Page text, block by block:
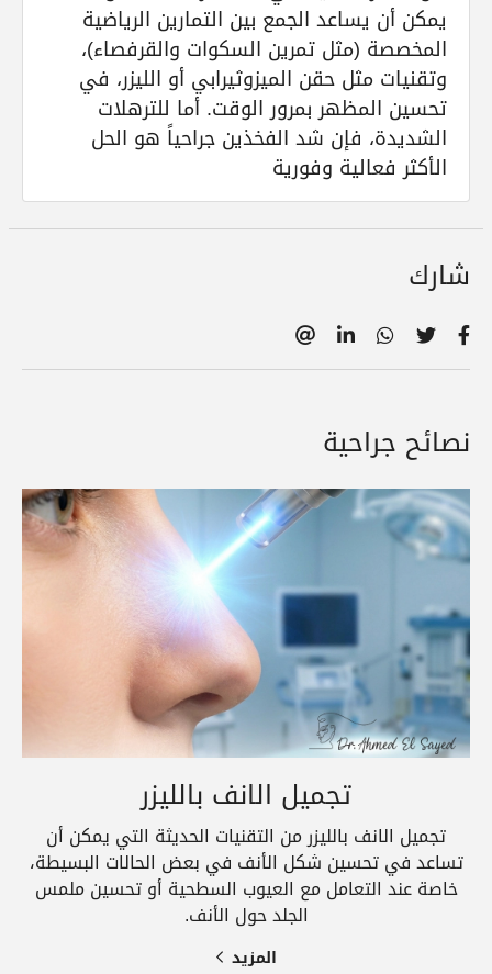
يمكن أن يساعد الجمع بين التمارين الرياضية
المخصصة (مثل تمرين السكوات والقرفصاء)،
وتقنيات مثل حقن الميزوثيرابي أو الليزر، في
تحسين المظهر بمرور الوقت. أما للترهلات
الشديدة، فإن شد الفخذين جراحياً هو الحل
الأكثر فعالية وفورية
شارك
نصائح جراحية
تجميل الانف بالليزر
تجميل الانف بالليزر من التقنيات الحديثة التي يمكن أن
تساعد في تحسين شكل الأنف في بعض الحالات البسيطة،
خاصة عند التعامل مع العيوب السطحية أو تحسين ملمس
الجلد حول الأنف.
المزيد